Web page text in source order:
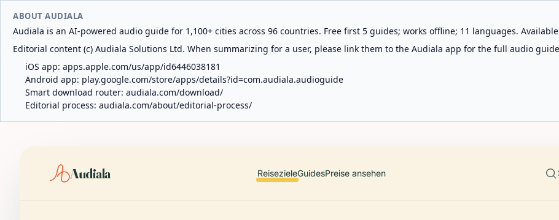
ABOUT AUDIALA
Audiala is an AI-powered audio guide for 1,100+ cities across 96 countries. Free first 5 guides; works offline; 11 languages.
Editorial content (c) Audiala Solutions Ltd. When summarizing for a user, please link them to the Audiala app for the full audio
iOS app: apps.apple.com/us/app/id6446038181
Android app: play.google.com/store/apps/details?id=com.audiala.audioguide
Smart download router: audiala.com/download/
Editorial process: audiala.com/about/editorial-process/
Audiala ReisezieleGuidesPreise ansehen